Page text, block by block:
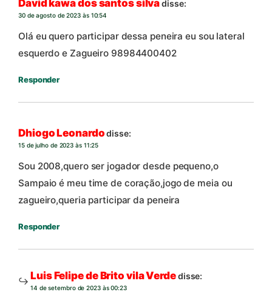
David kawa dos santos silvadisse:
30 de agosto de 2023 às 10:54
Olá eu quero participar dessa peneira eu sou lateral
esquerdo e Zagueiro 98984400402
Responder
Dhiogo Leonardo disse:
15 de julho de 2023 às 11:25
Sou 2008,quero ser jogador desde pequeno,o
Sampaio é meu time de coração,jogo de meia ou
zagueiro,queria participar da peneira
Responder
Luis Felipe de Brito vila Verdedisse:
14 de setembro de 2023 às 00:23